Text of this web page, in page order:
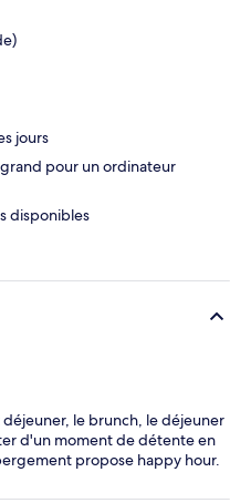
jours
pour un ordinateur
disponibles
le brunch, le déjeuner
d'un moment de détente en
propose happy hour.